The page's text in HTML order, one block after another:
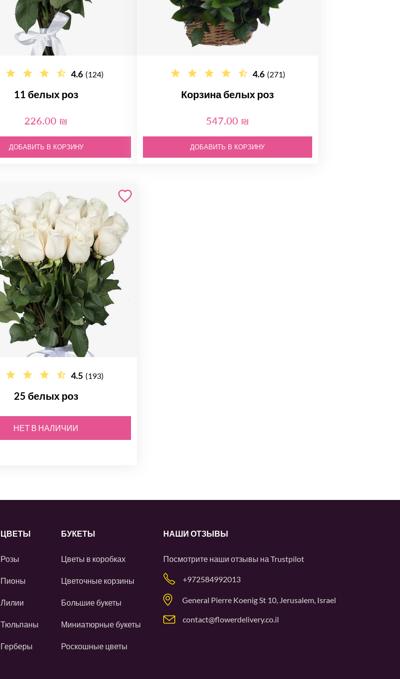
4.6 (124)
11 белых роз
226.00 ₪
ДОБАВИТЬ В КОРЗИНУ
4.6 (271)
Корзина белых роз
547.00 ₪
ДОБАВИТЬ В КОРЗИНУ
4.5 (193)
25 белых роз
НЕТ В НАЛИЧИИ
ЦВЕТЫ
Розы
Пионы
Лилии
Тюльпаны
Герберы
БУКЕТЫ
Цветы в коробках
Цветочные корзины
Большие букеты
Миниатюрные букеты
Роскошные цветы
НАШИ ОТЗЫВЫ
Посмотрите наши отзывы на Trustpilot
+972584992013
General Pierre Koenig St 10, Jerusalem, Israel
contact@flowerdelivery.co.il